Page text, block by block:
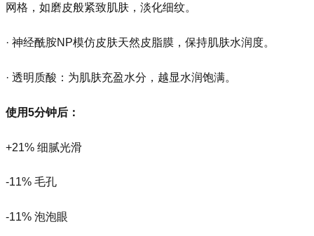
网格，如磨皮般紧致肌肤，淡化细纹。
· 神经酰胺NP模仿皮肤天然皮脂膜，保持肌肤水润度。
· 透明质酸：为肌肤充盈水分，越显水润饱满。
使用5分钟后：
+21% 细腻光滑
-11% 毛孔
-11% 泡泡眼